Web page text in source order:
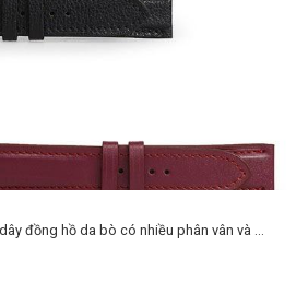
đồng hồ da bò có nhiều phân vân và ...